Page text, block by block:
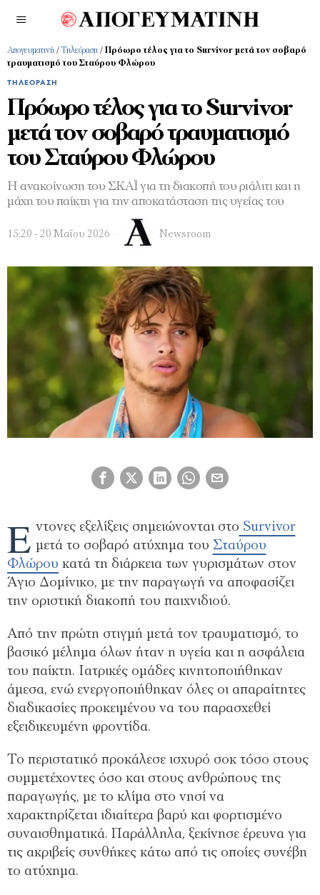
Απογευματινή /Τηλεόραση / Πρόωρο τέλος για το Survivor μετά τον σοβαρό
τραυματισμό του Σταύρου Φλώρου
ΤΗΛΕΌΡΑΣΗ
Πρόωρο τέλος για το Survivor
μετά τον σοβαρό τραυματισμό
του Σταύρου Φλώρου
Η ανακοίνωση του ΣΚΑΪ για τη διακοπή του ριάλιτι και η
μάχη του παίκτη για την αποκατάσταση της υγείας του
15:20 - 20 Μαΐου 2026 Newsroom
Έ ντονες εξελίξεις σημειώνονται στο Survivor
μετά το σοβαρό ατύχημα του Σταύρου
Φλώρου κατά τη διάρκεια των γυρισμάτων στον
Άγιο Δομίνικο, με την παραγωγή να αποφασίζει
την οριστική διακοπή του παιχνιδιού.
Από την πρώτη στιγμή μετά τον τραυματισμό, το
βασικό μέλημα όλων ήταν η υγεία και η ασφάλεια
του παίκτη. Ιατρικές ομάδες κινητοποιήθηκαν
άμεσα, ενώ ενεργοποιήθηκαν όλες οι απαραίτητες
διαδικασίες προκειμένου να του παρασχεθεί
εξειδικευμένη φροντίδα.
Το περιστατικό προκάλεσε ισχυρό σοκ τόσο στους
συμμετέχοντες όσο και στους ανθρώπους της
παραγωγής, με το κλίμα στο νησί να
χαρακτηρίζεται ιδιαίτερα βαρύ και φορτισμένο
συναισθηματικά. Παράλληλα, ξεκίνησε έρευνα για
τις ακριβείς συνθήκες κάτω από τις οποίες συνέβη
το ατύχημα.